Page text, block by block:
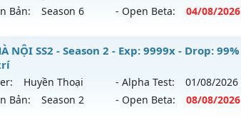
200x - Drop: 5%
loại: Mu Nguyên bản Webzen
Sharkguard
Bản:
Season 6 - Open Beta: 04/08/2026
Season 6.3 - Sever Khắc Chế Mu Hút
mới ra tháng 08 2026 - Mở máy chủ
500x - Drop: 20%
NỘI SS2 - Season 2 - Exp: 9999x - Drop:
Huyền Thoại - Alpha Test: 01/08/2026
Bản:
Season 2 - Open Beta: 08/08/2026